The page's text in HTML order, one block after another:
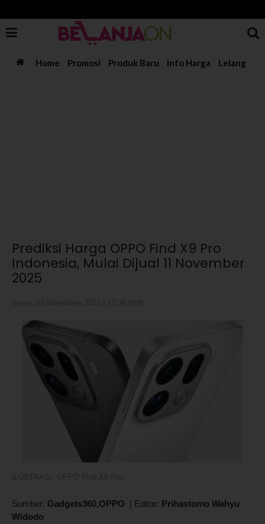
Home Promosi Produk Baru Info Harga Lelang
Prediksi Harga OPPO Find X9 Pro
Indonesia, Mulai Dijual 11 November
2025
Sumber: Gadgets360,OPPO | Editor: Prihastomo Wahyu
Widodo